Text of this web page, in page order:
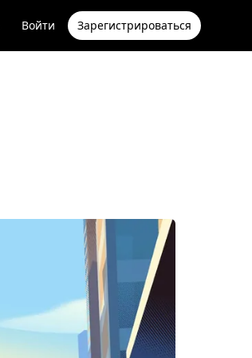
Войти Зарегистрироваться